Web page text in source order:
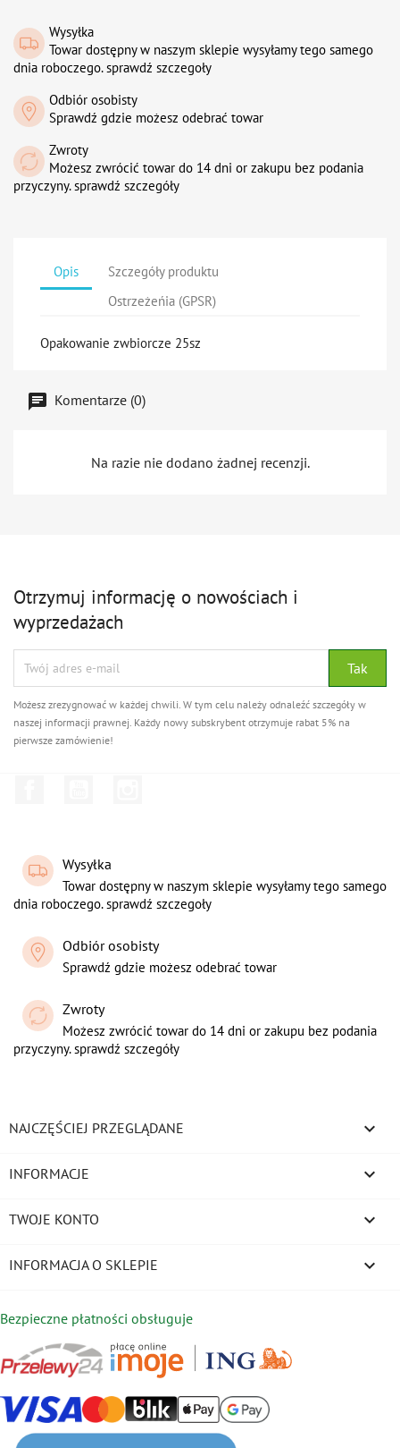
Wysyłka
Towar dostępny w naszym sklepie wysyłamy tego samego
dnia roboczego. sprawdź szczegoły
Odbiór osobisty
Sprawdź gdzie możesz odebrać towar
Zwroty
Możesz zwrócić towar do 14 dni or zakupu bez podania
przyczyny. sprawdź szczegóły
Opis
Szczegóły produktu
Ostrzeżeńia (GPSR)
Opakowanie zwbiorcze 25sz
Komentarze (0)
Na razie nie dodano żadnej recenzji.
Otrzymuj informację o nowościach i
wyprzedażach
Możesz zrezygnować w każdej chwili. W tym celu należy odnaleźć szczegóły w
naszej informacji prawnej. Każdy nowy subskrybent otrzymuje rabat 5% na
pierwsze zamówienie!
Wysyłka
Towar dostępny w naszym sklepie wysyłamy tego samego
dnia roboczego. sprawdź szczegoły
Odbiór osobisty
Sprawdź gdzie możesz odebrać towar
Zwroty
Możesz zwrócić towar do 14 dni or zakupu bez podania
przyczyny. sprawdź szczegóły
NAJCZĘŚCIEJ PRZEGLĄDANE 
INFORMACJE 
TWOJE KONTO 
INFORMACJA O SKLEPIE keyboard_arrow_down
Bezpieczne płatności obsługuje